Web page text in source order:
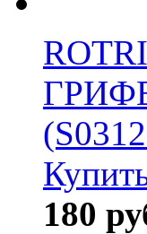
180